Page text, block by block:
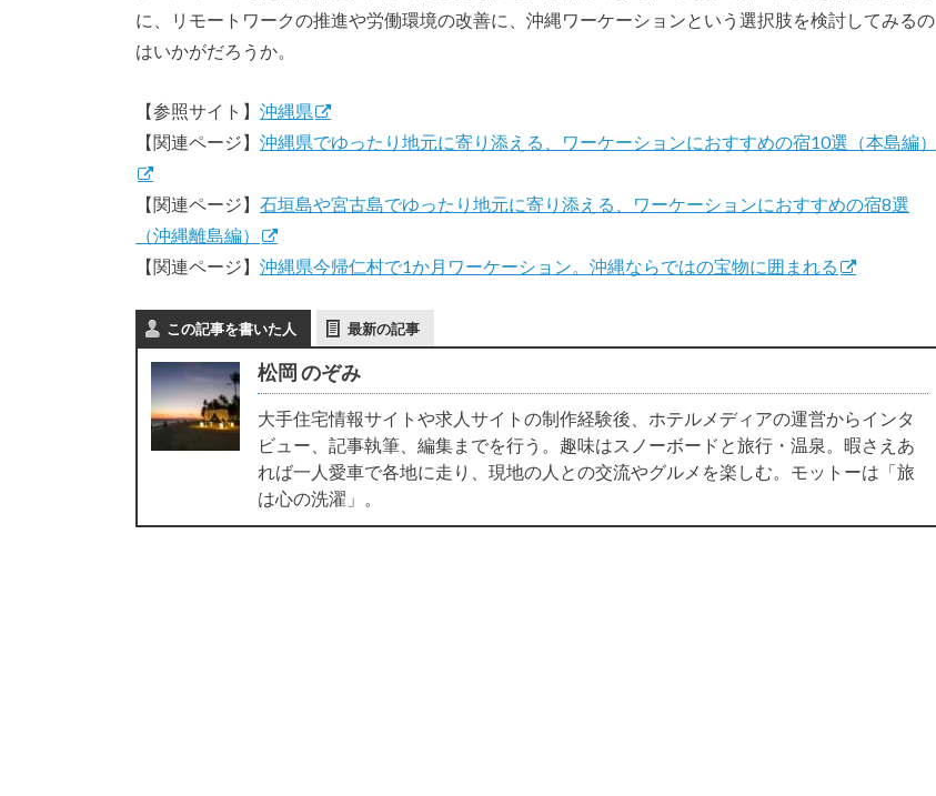
に、リモートワークの推進や労働環境の改善に、沖縄ワーケーションという選択肢を検討してみるの
はいかがだろうか。
【参照サイト】 沖縄県
【関連ページ】 沖縄県でゆったり地元に寄り添える、ワーケーションにおすすめの宿10選（本島編）
【関連ページ】 石垣島や宮古島でゆったり地元に寄り添える、ワーケーションにおすすめの宿8選
（沖縄離島編）
【関連ページ】 沖縄県今帰仁村で1か月ワーケーション。沖縄ならではの宝物に囲まれる
この記事を書いた人 最新の記事
松岡 のぞみ
大手住宅情報サイトや求人サイトの制作経験後、ホテルメディアの運営からインタ
ビュー、記事執筆、編集までを行う。趣味はスノーボードと旅行・温泉。暇さえあ
れば一人愛車で各地に走り、現地の人との交流やグルメを楽しむ。モットーは「旅
は心の洗濯」。